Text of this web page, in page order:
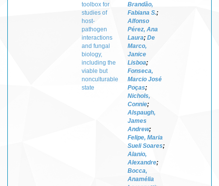
toolbox for
studies of
host-
pathogen
interactions
and fungal
biology,
including the
viable but
nonculturable
state
Brandão,
Fabiana S.;
Alfonso
Pérez, Ana
Laura; De
Marco,
Janice
Lisboa;
Fonseca,
Marcio José
Poças;
Nichols,
Connie;
Alspaugh,
James
Andrew;
Felipe, Maria
Sueli Soares;
Alanio,
Alexandre;
Bocca,
Anamélia